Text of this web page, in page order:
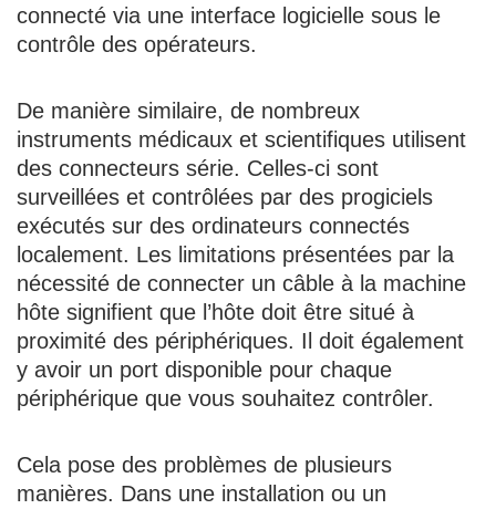
connecté via une interface logicielle sous le
contrôle des opérateurs.
De manière similaire, de nombreux
instruments médicaux et scientifiques utilisent
des connecteurs série. Celles-ci sont
surveillées et contrôlées par des progiciels
exécutés sur des ordinateurs connectés
localement. Les limitations présentées par la
nécessité de connecter un câble à la machine
hôte signifient que l’hôte doit être situé à
proximité des périphériques. Il doit également
y avoir un port disponible pour chaque
périphérique que vous souhaitez contrôler.
Cela pose des problèmes de plusieurs
manières. Dans une installation ou un